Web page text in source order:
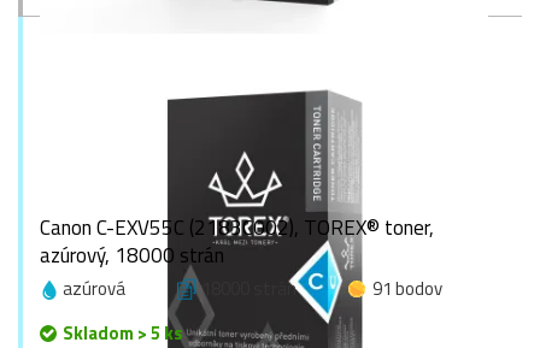
Canon C-EXV55C (2183C002), TOREX® toner,
azúrový, 18000 strán
azúrová 18000 strán
91 bodov
Skladom > 5 ks